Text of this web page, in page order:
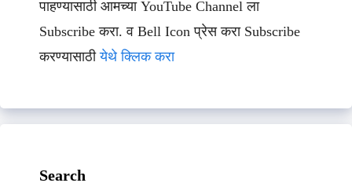
पाहण्यासाठी आमच्या YouTube Channel ला
Subscribe करा. व Bell Icon प्रेस करा Subscribe
करण्यासाठीयेथे क्लिक करा
Search